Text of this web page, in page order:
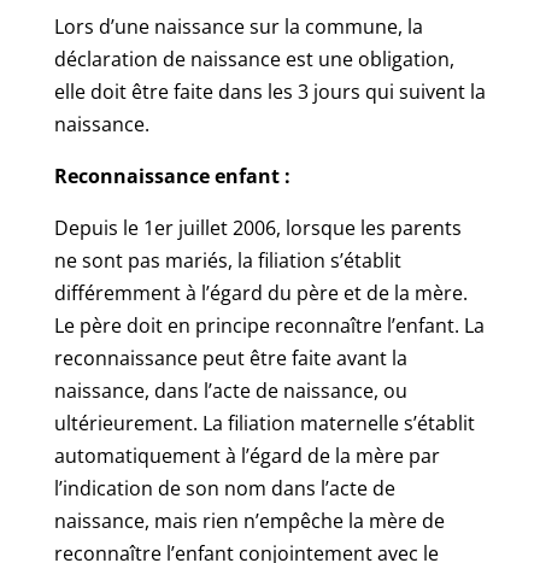
Lors d’une naissance sur la commune, la
déclaration de naissance est une obligation,
elle doit être faite dans les 3 jours qui suivent la
naissance.
Reconnaissance enfant :
Depuis le 1er juillet 2006, lorsque les parents
ne sont pas mariés, la filiation s’établit
différemment à l’égard du père et de la mère.
Le père doit en principe reconnaître l’enfant. La
reconnaissance peut être faite avant la
naissance, dans l’acte de naissance, ou
ultérieurement. La filiation maternelle s’établit
automatiquement à l’égard de la mère par
l’indication de son nom dans l’acte de
naissance, mais rien n’empêche la mère de
reconnaître l’enfant conjointement avec le